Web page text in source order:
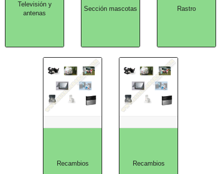
Televisión y
antenas
Sección mascotas Rastro
Recambios Recambios